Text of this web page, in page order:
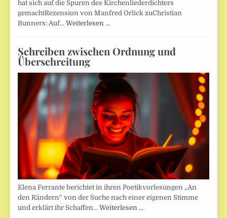
hat sich auf die Spuren des Kirchenliederdichters
gemachtRezension von Manfred Orlick zuChristian
Bunners: Auf…Weiterlesen …
Schreiben zwischen Ordnung und
Überschreitung
Elena Ferrante berichtet in ihren Poetikvorlesungen „An
den Rändern“ von der Suche nach einer eigenen Stimme
und erklärt ihr Schaffen…Weiterlesen …